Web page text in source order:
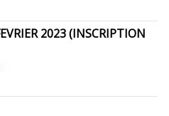
2023 (INSCRIPTION